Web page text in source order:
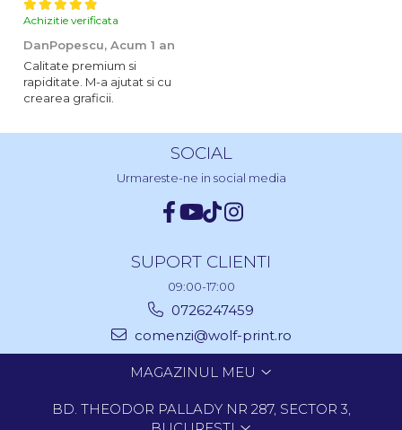
Achizitie verificata
DanPopescu, Acum 1 an
Calitate premium si
rapiditate. M-a ajutat si cu
crearea graficii.
SOCIAL
Urmareste-ne in social media
SUPORT CLIENTI
09:00-17:00
0726247459
comenzi@wolf-print.ro
MAGAZINUL MEU
BD. THEODOR PALLADY NR 287, SECTOR 3,